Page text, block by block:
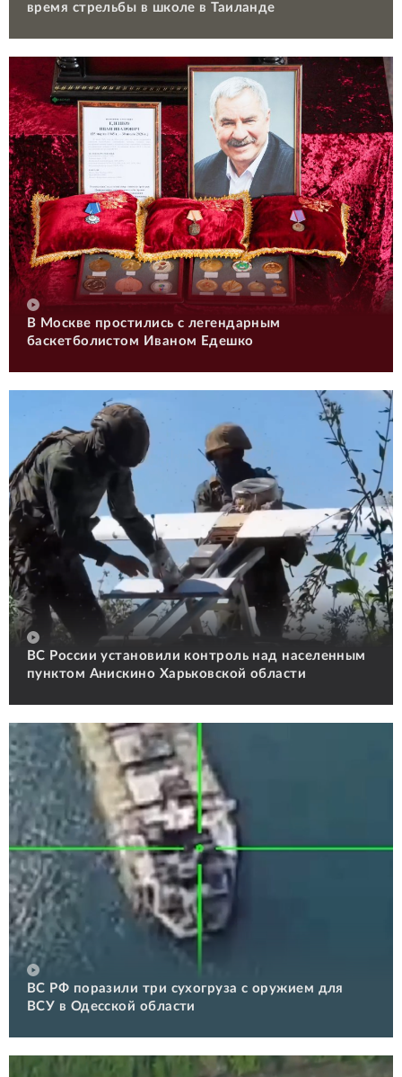
время стрельбы в школе в Таиланде
В Москве простились с легендарным
баскетболистом Иваном Едешко
ВС России установили контроль над населенным
пунктом Анискино Харьковской области
ВС РФ поразили три сухогруза с оружием для
ВСУ в Одесской области